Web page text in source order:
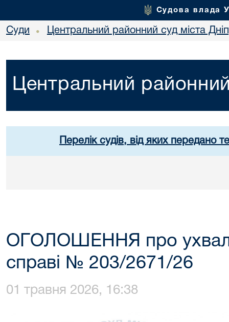
Судова влада
Суди • Центральний районний суд міста
Центральний
Перелік судів, від яких передано
ОГОЛОШЕННЯ про
справі № 203/2671/26
01 травня 2026, 16:38